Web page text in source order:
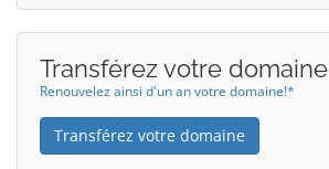
Transférez votre domaine
Renouvelez ainsi d'un an votre domaine!*
Transférez votre domaine